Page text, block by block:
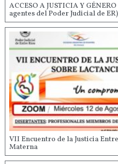
ACCESO A JUSTICIA Y
agentes del Poder Judicial de ER)
VII Encuentro de la Justicia
Materna